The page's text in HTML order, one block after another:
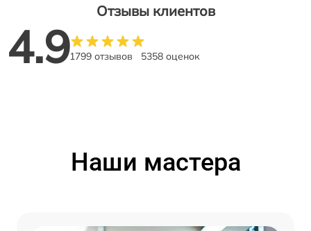
Отзывы клиентов
4.91799 отзывов 5358 оценок
Наши мастера